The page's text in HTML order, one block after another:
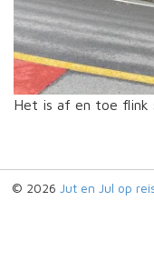
Het is af en toe flink
© 2026 Jut en Jul op